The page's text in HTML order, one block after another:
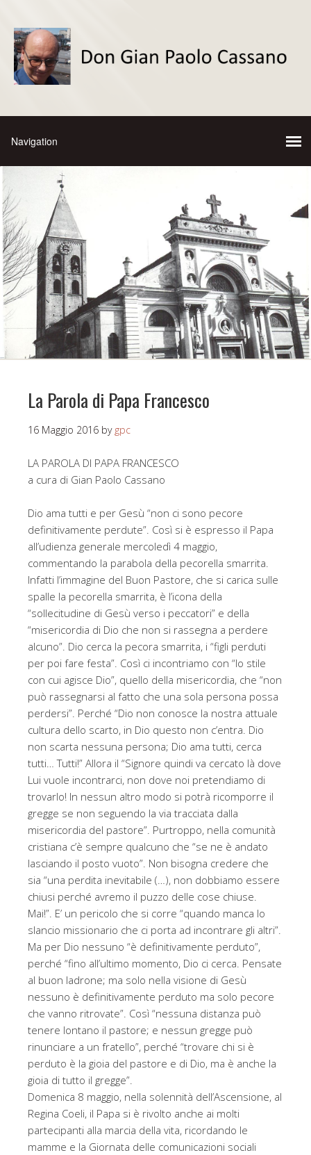
La Parola di Papa Francesco
16 Maggio 2016 by gpc
LA PAROLA DI PAPA FRANCESCO
a cura di Gian Paolo Cassano
Dio ama tutti e per Gesù “non ci sono pecore
definitivamente perdute”. Così si è espresso il Papa
all’udienza generale mercoledì 4 maggio,
commentando la parabola della pecorella smarrita.
Infatti l’immagine del Buon Pastore, che si carica sulle
spalle la pecorella smarrita, è l’icona della
“sollecitudine di Gesù verso i peccatori” e della
“misericordia di Dio che non si rassegna a perdere
alcuno”. Dio cerca la pecora smarrita, i “figli perduti
per poi fare festa”. Così ci incontriamo con “lo stile
con cui agisce Dio”, quello della misericordia, che “non
può rassegnarsi al fatto che una sola persona possa
perdersi”. Perché “Dio non conosce la nostra attuale
cultura dello scarto, in Dio questo non c’entra. Dio
non scarta nessuna persona; Dio ama tutti, cerca
tutti… Tutti!” Allora il “Signore quindi va cercato là dove
Lui vuole incontrarci, non dove noi pretendiamo di
trovarlo! In nessun altro modo si potrà ricomporre il
gregge se non seguendo la via tracciata dalla
misericordia del pastore”. Purtroppo, nella comunità
cristiana c’è sempre qualcuno che “se ne è andato
lasciando il posto vuoto”. Non bisogna credere che
sia “una perdita inevitabile (…), non dobbiamo essere
chiusi perché avremo il puzzo delle cose chiuse.
Mai!”. E’ un pericolo che si corre “quando manca lo
slancio missionario che ci porta ad incontrare gli altri”.
Ma per Dio nessuno “è definitivamente perduto”,
perché “fino all’ultimo momento, Dio ci cerca. Pensate
al buon ladrone; ma solo nella visione di Gesù
nessuno è definitivamente perduto ma solo pecore
che vanno ritrovate”. Così “nessuna distanza può
tenere lontano il pastore; e nessun gregge può
rinunciare a un fratello”, perché “trovare chi si è
perduto è la gioia del pastore e di Dio, ma è anche la
gioia di tutto il gregge”.
Domenica 8 maggio, nella solennità dell’Ascensione, al
Regina Coeli, il Papa si è rivolto anche ai molti
partecipanti alla marcia della vita, ricordando le
mamme e la Giornata delle comunicazioni sociali